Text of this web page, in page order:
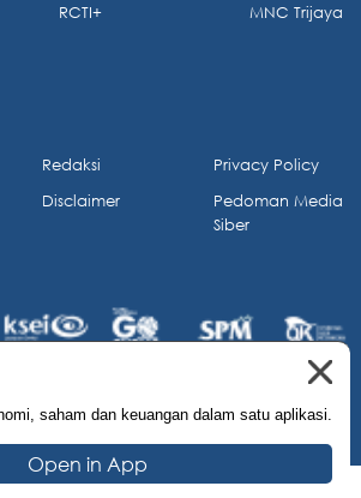
saham dan keuangan dalam satu aplikasi.
Open in App
RCTI+
MNC Trijaya
Redaksi
Disclaimer
Privacy Policy
Pedoman Media
Siber
Channel. All Rights Reserved.